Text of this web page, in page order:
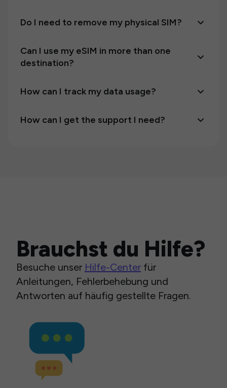
Do I need to remove my physical SIM?
Can I use my eSIM in more than one
destination?
How can I track my data usage?
How can I get the support I need?
Brauchst du Hilfe?
Besuche unser Hilfe-Center für
Anleitungen, Fehlerbehebung und
Antworten auf häufig gestellte Fragen.